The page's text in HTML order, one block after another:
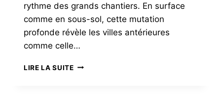
rythme des grands chantiers. En surface
comme en sous-sol, cette mutation
profonde révèle les villes antérieures
comme celle…
LIRE LA SUITELA